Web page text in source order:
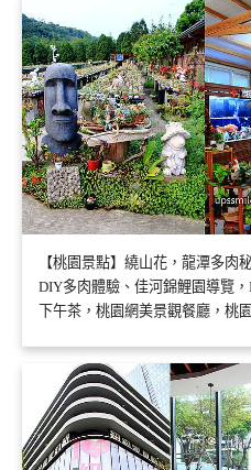
【桃園景點】繞山花，龍潭多肉
DIY多肉體驗、佳河錦鯉園導覽
下午茶，桃園網美景觀餐廳，桃